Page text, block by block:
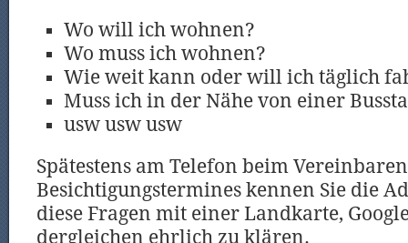
Wo will ich wohnen?
Wo muss ich wohnen?
Wie weit kann oder will ich täglich
Muss ich in der Nähe von einer
usw usw usw
Spätestens am Telefon beim
Besichtigungstermines kennen Sie die
diese Fragen mit einer Landkarte,
dergleichen ehrlich zu klären.